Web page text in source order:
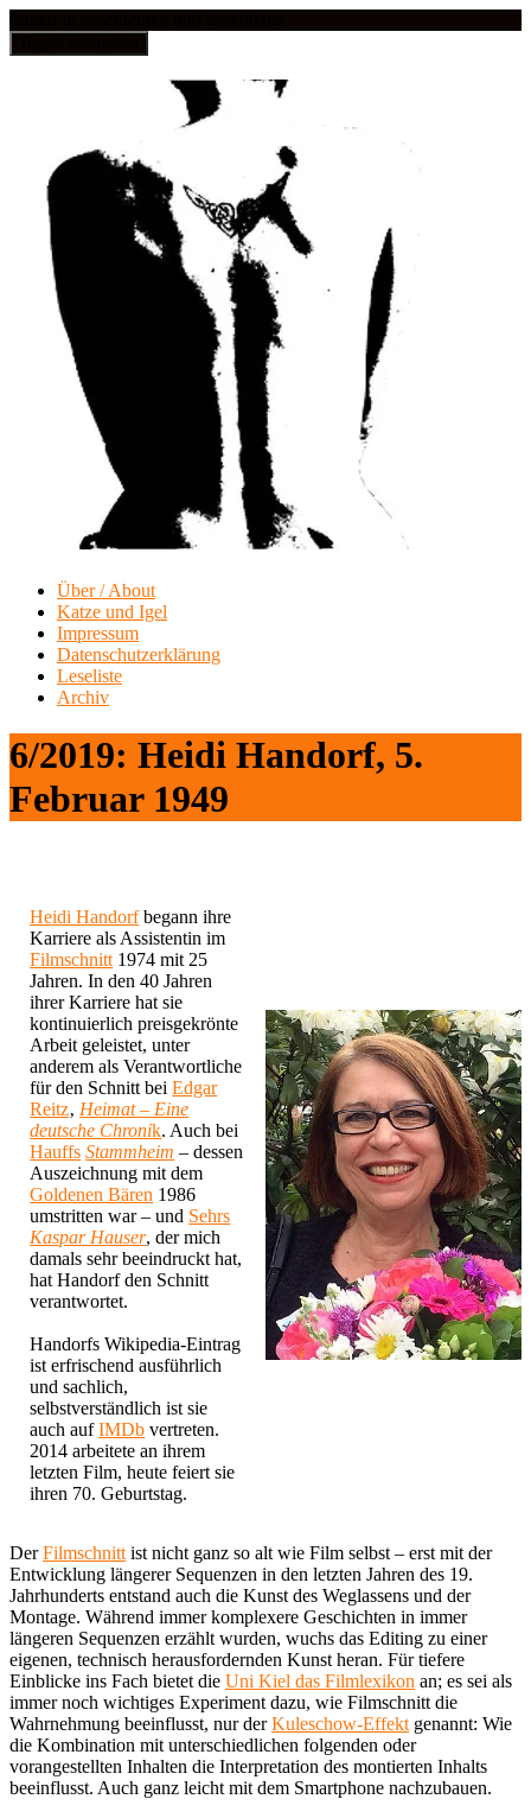
Über / About
Katze und Igel
Impressum
Datenschutzerklärung
Leseliste
Archiv
6/2019: Heidi Handorf, 5.
Februar 1949
Heidi Handorfbegann ihre
Karriere als Assistentin im
Filmschnitt 1974 mit 25
Jahren. In den 40 Jahren
ihrer Karriere hat sie
kontinuierlich preisgekrönte
Arbeit geleistet, unter
anderem als Verantwortliche
für den Schnitt beiEdgar
Reitz‚ Heimat – Eine
deutsche Chronik. Auch bei
Hauffs Stammheim – dessen
Auszeichnung mit dem
Goldenen Bären 1986
umstritten war – und Sehrs
Kaspar Hauser, der mich
damals sehr beeindruckt hat,
hat Handorf den Schnitt
verantwortet.
Handorfs Wikipedia-Eintrag
ist erfrischend ausführlich
und sachlich,
selbstverständlich ist sie
auch aufIMDb vertreten.
2014 arbeitete an ihrem
letzten Film, heute feiert sie
ihren 70. Geburtstag.
DerFilmschnitt ist nicht ganz so alt wie Film selbst – erst mit der
Entwicklung längerer Sequenzen in den letzten Jahren des 19.
Jahrhunderts entstand auch die Kunst des Weglassens und der
Montage. Während immer komplexere Geschichten in immer
längeren Sequenzen erzählt wurden, wuchs das Editing zu einer
eigenen, technisch herausfordernden Kunst heran. Für tiefere
Einblicke ins Fach bietet die Uni Kiel das Filmlexikon an; es sei als
immer noch wichtiges Experiment dazu, wie Filmschnitt die
Wahrnehmung beeinflusst, nur derKuleschow-Effekt genannt: Wie
die Kombination mit unterschiedlichen folgenden oder
vorangestellten Inhalten die Interpretation des montierten Inhalts
beeinflusst. Auch ganz leicht mit dem Smartphone nachzubauen.